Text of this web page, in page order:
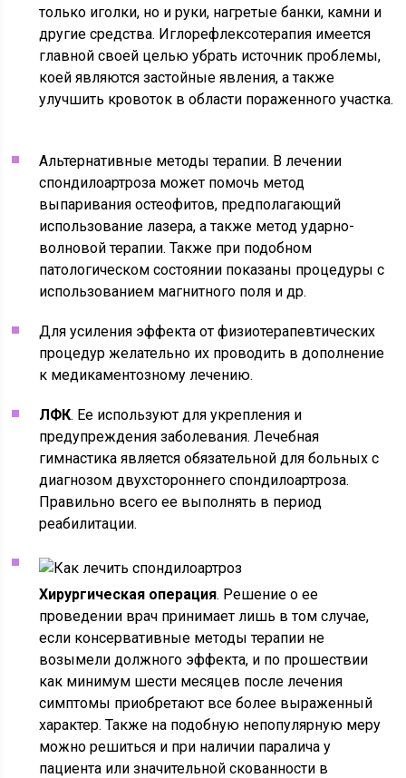
только иголки, но и руки, нагретые банки, камни и
другие средства. Иглорефлексотерапия имеется
главной своей целью убрать источник проблемы,
коей являются застойные явления, а также
улучшить кровоток в области пораженного участка.
Альтернативные методы терапии. В лечении
спондилоартроза может помочь метод
выпаривания остеофитов, предполагающий
использование лазера, а также метод ударно-
волновой терапии. Также при подобном
патологическом состоянии показаны процедуры с
использованием магнитного поля и др.
Для усиления эффекта от физиотерапевтических
процедур желательно их проводить в дополнение
к медикаментозному лечению.
ЛФК. Ее используют для укрепления и
предупреждения заболевания. Лечебная
гимнастика является обязательной для больных с
диагнозом двухстороннего спондилоартроза.
Правильно всего ее выполнять в период
реабилитации.
Хирургическая операция. Решение о ее
проведении врач принимает лишь в том случае,
если консервативные методы терапии не
возымели должного эффекта, и по прошествии
как минимум шести месяцев после лечения
симптомы приобретают все более выраженный
характер. Также на подобную непопулярную меру
можно решиться и при наличии паралича у
пациента или значительной скованности в